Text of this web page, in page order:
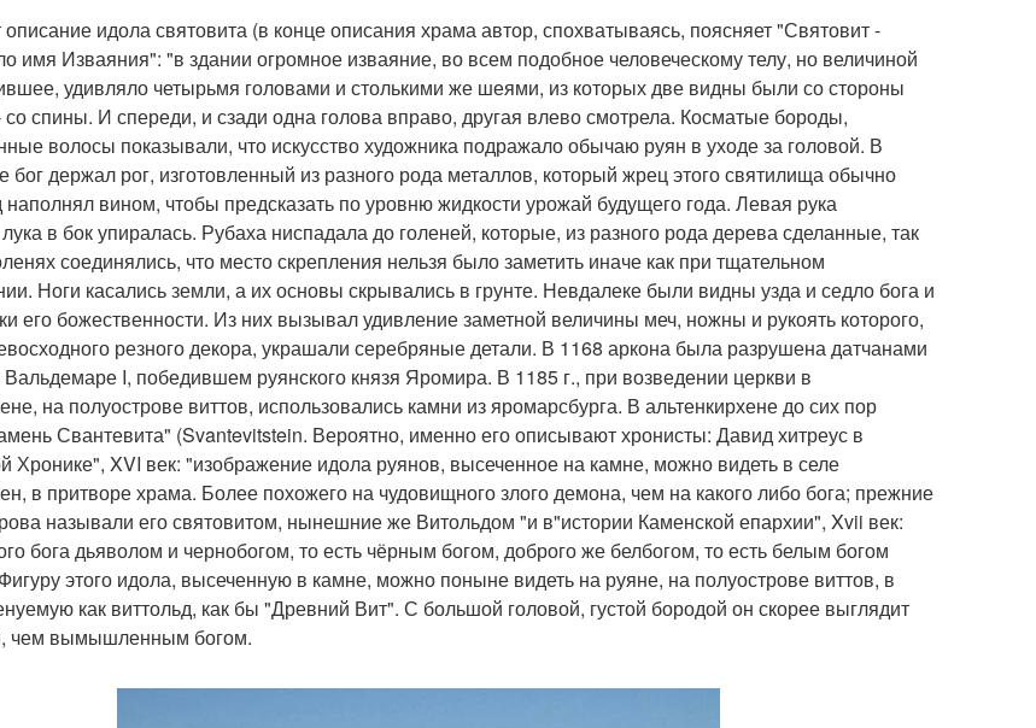
идола святовита (в конце описания храма автор, спохватываясь, поясняет "Святовит -
имя Изваяния": "в здании огромное изваяние, во всем подобное человеческому телу, но величиной
удивляло четырьмя головами и столькими же шеями, из которых две видны были со стороны
со спины. И спереди, и сзади одна голова вправо, другая влево смотрела. Косматые бороды,
волосы показывали, что искусство художника подражало обычаю руян в уходе за головой. В
бог держал рог, изготовленный из разного рода металлов, который жрец этого святилища обычно
вином, чтобы предсказать по уровню жидкости урожай будущего года. Левая рука
в бок упиралась. Рубаха ниспадала до голеней, которые, из разного рода дерева сделанные, так
соединялись, что место скрепления нельзя было заметить иначе как при тщательном
Ноги касались земли, а их основы скрывались в грунте. Невдалеке были видны узда и седло бога и
его божественности. Из них вызывал удивление заметной величины меч, ножны и рукоять которого,
резного декора, украшали серебряные детали. В 1168 аркона была разрушена датчанами
Вальдемаре I, победившем руянского князя Яромира. В 1185 г., при возведении церкви в
на полуострове виттов, использовались камни из яромарсбурга. В альтенкирхене до сих пор
Свантевита" (Svantevitstein. Вероятно, именно его описывают хронисты: Давид хитреус в
Хронике", XVI век: "изображение идола руянов, высеченное на камне, можно видеть в селе
в притворе храма. Более похожего на чудовищного злого демона, чем на какого либо бога; прежние
называли его святовитом, нынешние же Витольдом "и в"истории Каменской епархии", Xvii век:
бога дьяволом и чернобогом, то есть чёрным богом, доброго же белбогом, то есть белым богом
этого идола, высеченную в камне, можно поныне видеть на руяне, на полуострове виттов, в
как виттольд, как бы "Древний Вит". С большой головой, густой бородой он скорее выглядит
чем вымышленным богом.